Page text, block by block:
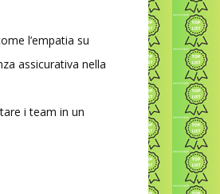
l’empatia su
assicurativa nella
i team in un